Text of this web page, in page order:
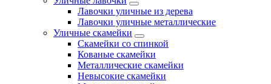
Лавочки уличные из дерева
Лавочки уличные металлические
Уличные скамейки
Скамейки со спинкой
Кованые скамейки
Металлические скамейки
Невысокие скамейки